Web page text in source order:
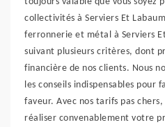
collectivités à Serviers Et
ferronnerie et métal à Serviers
suivant plusieurs critères, dont
financière de nos clients. Nous
les conseils indispensables
faveur. Avec nos tarifs pas
réaliser convenablement votre